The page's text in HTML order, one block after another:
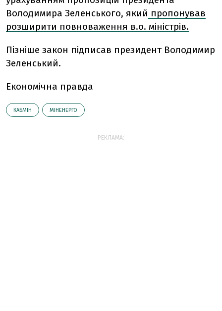
Володимира Зеленського, який пропонував
розширити повноваження в.о. міністрів.
Пізніше закон підписав президент Володимир
Зеленський.
Економічна правда
КАБМІН МІНЕНЕРГО
РЕКЛАМА: